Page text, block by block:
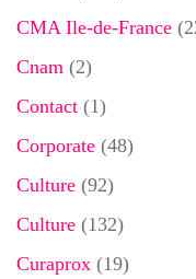
CMA Ile-de-France
Cnam (2)
Contact (1)
Corporate (48)
Culture (92)
Culture (132)
Curaprox (19)